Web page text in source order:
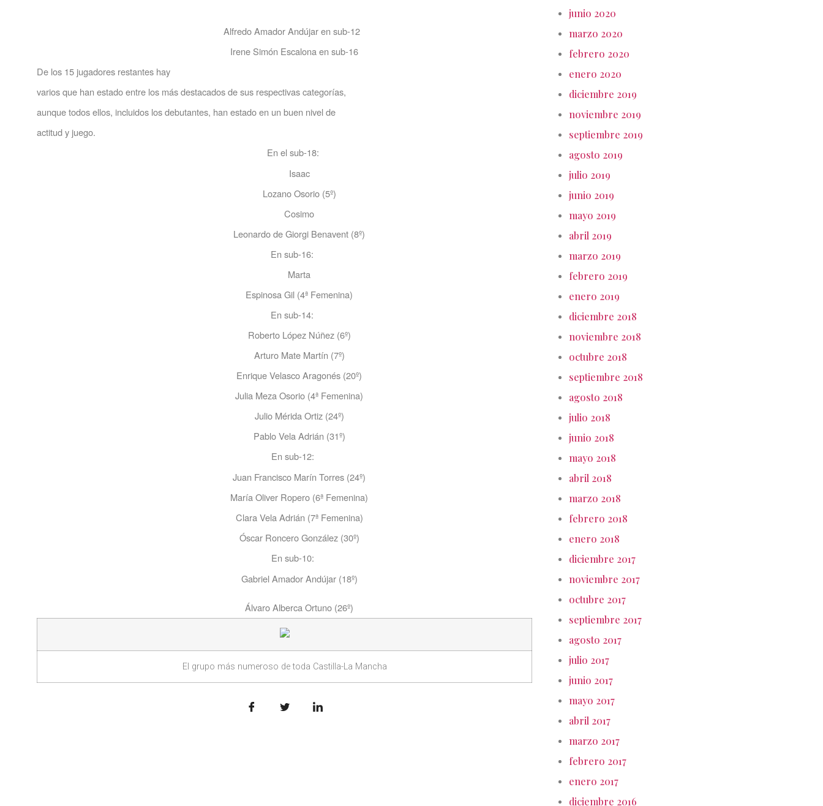
Alfredo Amador Andújar en sub-12
Irene Simón Escalona en sub-16
De los 15 jugadores restantes hay
varios que han estado entre los más destacados de sus respectivas categorías,
aunque todos ellos, incluidos los debutantes, han estado en un buen nivel de
actitud y juego.
En el sub-18:
Isaac
Lozano Osorio (5º)
Cosimo
Leonardo de Giorgi Benavent (8º)
En sub-16:
Marta
Espinosa Gil (4ª Femenina)
En sub-14:
Roberto López Núñez (6º)
Arturo Mate Martín (7º)
Enrique Velasco Aragonés (20º)
Julia Meza Osorio (4ª Femenina)
Julio Mérida Ortiz (24º)
Pablo Vela Adrián (31º)
En sub-12:
Juan Francisco Marín Torres (24º)
María Oliver Ropero (6ª Femenina)
Clara Vela Adrián (7ª Femenina)
Óscar Roncero González (30º)
En sub-10:
Gabriel Amador Andújar (18º)
Álvaro Alberca Ortuno (26º)
El grupo más numeroso de toda Castilla-La Mancha
junio 2020
marzo 2020
febrero 2020
enero 2020
diciembre 2019
noviembre 2019
septiembre 2019
agosto 2019
julio 2019
junio 2019
mayo 2019
abril 2019
marzo 2019
febrero 2019
enero 2019
diciembre 2018
noviembre 2018
octubre 2018
septiembre 2018
agosto 2018
julio 2018
junio 2018
mayo 2018
abril 2018
marzo 2018
febrero 2018
enero 2018
diciembre 2017
noviembre 2017
octubre 2017
septiembre 2017
agosto 2017
julio 2017
junio 2017
mayo 2017
abril 2017
marzo 2017
febrero 2017
enero 2017
diciembre 2016